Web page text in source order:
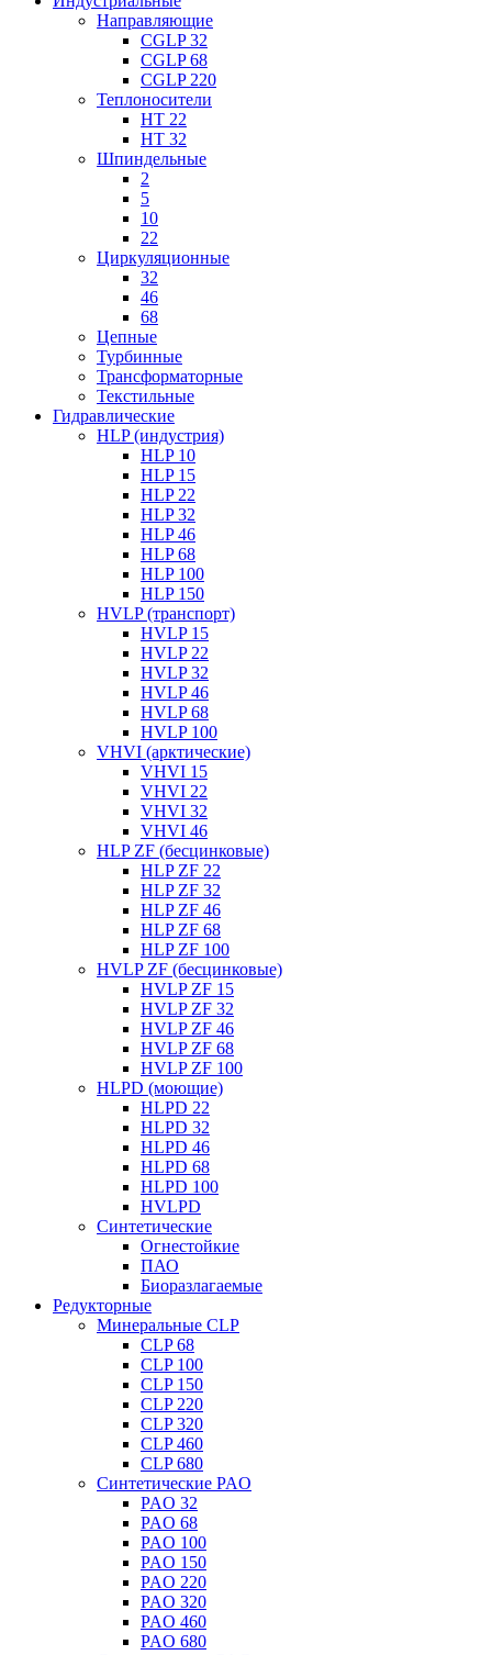
Направляющие
CGLP 32
CGLP 68
CGLP 220
Теплоносители
HT 22
HT 32
Шпиндельные
2
5
10
22
Циркуляционные
32
46
68
Цепные
Турбинные
Трансформаторные
Текстильные
Гидравлические
HLP (индустрия)
HLP 10
HLP 15
HLP 22
HLP 32
HLP 46
HLP 68
HLP 100
HLP 150
HVLP (транспорт)
HVLP 15
HVLP 22
HVLP 32
HVLP 46
HVLP 68
HVLP 100
VHVI (арктические)
VHVI 15
VHVI 22
VHVI 32
VHVI 46
HLP ZF (бесцинковые)
HLP ZF 22
HLP ZF 32
HLP ZF 46
HLP ZF 68
HLP ZF 100
HVLP ZF (бесцинковые)
HVLP ZF 15
HVLP ZF 32
HVLP ZF 46
HVLP ZF 68
HVLP ZF 100
HLPD (моющие)
HLPD 22
HLPD 32
HLPD 46
HLPD 68
HLPD 100
HVLPD
Синтетические
Огнестойкие
ПАО
Биоразлагаемые
Редукторные
Минеральные CLP
CLP 68
CLP 100
CLP 150
CLP 220
CLP 320
CLP 460
CLP 680
Синтетические PAO
PAO 32
PAO 68
PAO 100
PAO 150
PAO 220
PAO 320
PAO 460
PAO 680